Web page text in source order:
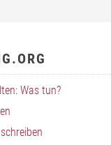
Was tun?